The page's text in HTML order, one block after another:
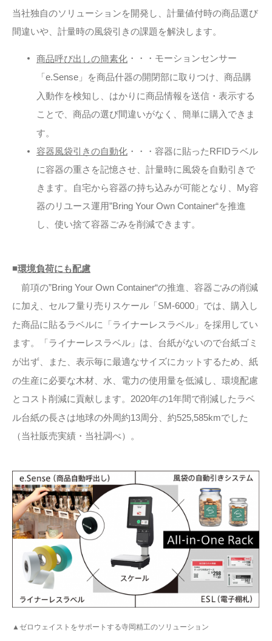
当社独自のソリューションを開発し、計量値付時の商品選び
間違いや、計量時の風袋引きの課題を解決します。
商品呼び出しの簡素化 ・・・モーションセンサー
「e.Sense」を商品什器の開閉部に取りつけ、商品購
入動作を検知し、はかりに商品情報を送信・表示する
ことで、商品の選び間違いがなく、簡単に購入できま
す。
容器風袋引きの自動化 ・・・容器に貼ったRFIDラベル
に容器の重さを記憶させ、計量時に風袋を自動引きで
きます。自宅から容器の持ち込みが可能となり、My容
器のリユース運用”Bring Your Own Container“を推進
し、使い捨て容器ごみを削減できます。
■環境負荷にも配慮
前項の”Bring Your Own Container“の推進、容器ごみの削減
に加え、セルフ量り売りスケール「SM-6000」では、購入し
た商品に貼るラベルに「ライナーレスラベル」を採用してい
ます。「ライナーレスラベル」は、台紙がないので台紙ゴミ
が出ず、また、表示毎に最適なサイズにカットするため、紙
の生産に必要な木材、水、電力の使用量を低減し、環境配慮
とコスト削減に貢献します。2020年の1年間で削減したラベ
ル台紙の長さは地球の外周約13周分、約525,585kmでした
（当社販売実績・当社調べ）。
▲ゼロウェイストをサポートする寺岡精工のソリューション